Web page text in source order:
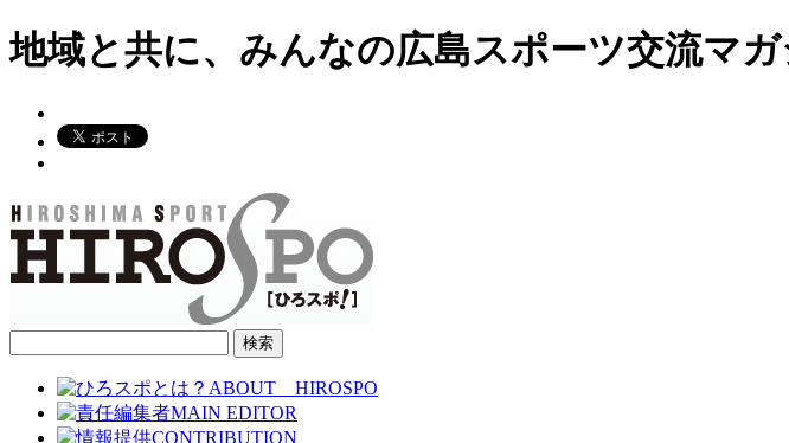
地域と共に、みんなの広島スポーツ交流マガ